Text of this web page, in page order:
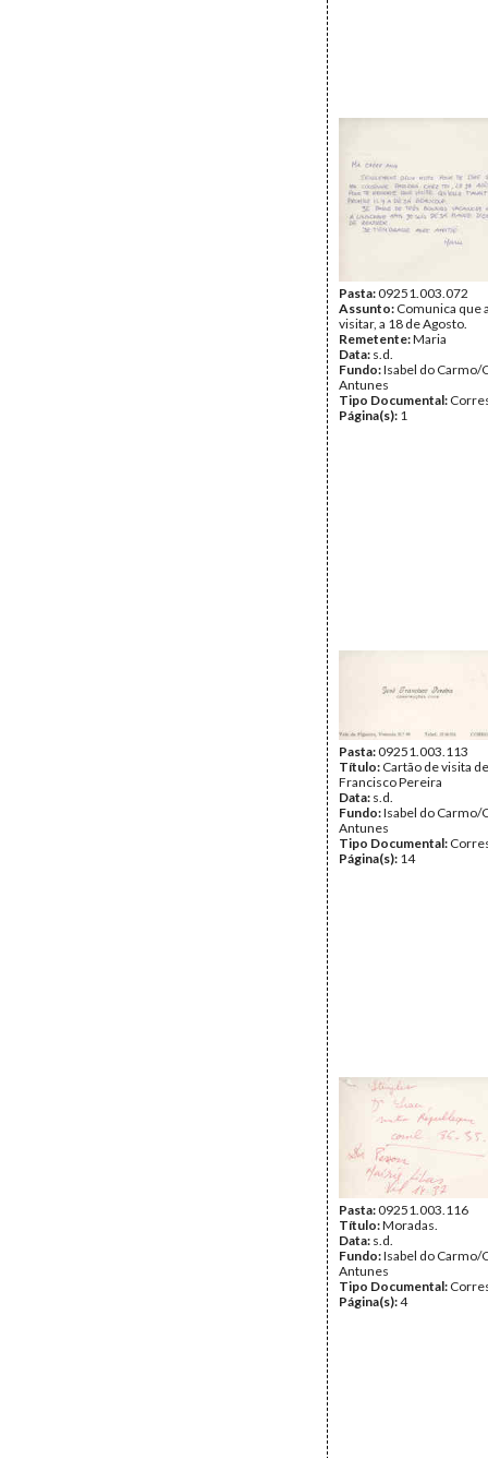
Pasta:09251.003.072
Assunto: Comunica que
visitar, a 18 de Agosto.
Remetente:Maria
Data: s.d.
Fundo:Isabel do Carmo/
Antunes
Tipo Documental:
Página(s): 1
Pasta:09251.003.113
Título: Cartão de visita
Francisco Pereira
Data: s.d.
Fundo:Isabel do Carmo/
Antunes
Tipo Documental:
Página(s): 14
Pasta:09251.003.116
Título:Moradas.
Data: s.d.
Fundo:Isabel do Carmo/
Antunes
Tipo Documental:
Página(s):4